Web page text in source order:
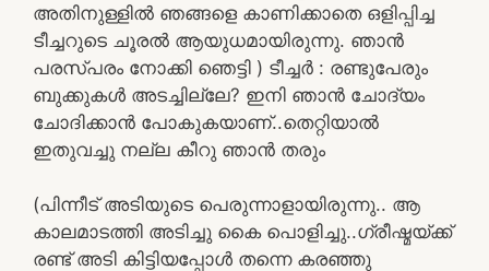
അതിനുള്ളിൽ ഞങ്ങളെ കാണിക്കാതെ ഒളിപ്പിച്ച
ടീച്ചറുടെ ചൂരൽ ആയുധമായിരുന്നു. ഞാൻ
പരസ്പരം നോക്കി ഞെട്ടി ) ടീച്ചർ : രണ്ടുപേരും
ബുക്കുകൾ അടച്ചില്ലേ? ഇനി ഞാൻ ചോദ്യം
ചോദിക്കാൻ പോകുകയാണ്..തെറ്റിയാൽ
ഇതുവച്ചു നല്ല കീറു ഞാൻ തരും
(പിന്നീട് അടിയുടെ പെരുന്നാളായിരുന്നു.. ആ
കാലമാടത്തി അടിച്ചു കൈ പൊളിച്ചു..ഗ്രീഷ്മയ്ക്ക്
രണ്ട് അടി കിട്ടിയപ്പോൾ തന്നെ കരഞ്ഞു